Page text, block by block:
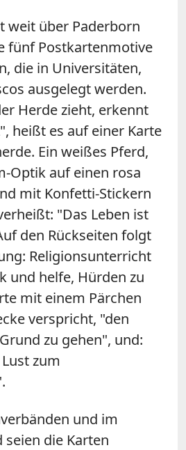
weit über Paderborn
fünf Postkartenmotive
die in Universitäten,
ausgelegt werden.
Herde zieht, erkennt
heißt es auf einer Karte
Ein weißes Pferd,
Optik auf einen rosa
mit Konfetti-Stickern
"Das Leben ist
den Rückseiten folgt
Religionsunterricht
und helfe, Hürden zu
mit einem Pärchen
verspricht, "den
zu gehen", und:
zum
und im
die Karten